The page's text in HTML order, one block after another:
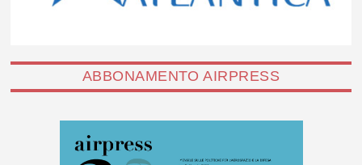
ABBONAMENTO AIRPRESS